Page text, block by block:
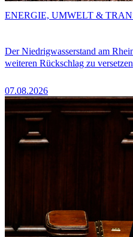
Der Niedrigwasserstand am
weiteren Rückschlag zu versetzen
07.08.2026
ENERGIE, UMWELT &